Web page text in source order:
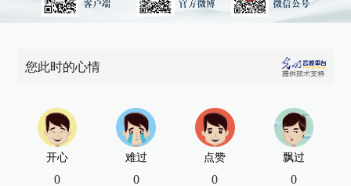
您此时的心情
开心
0
难过
0
点赞
0
飘过
0